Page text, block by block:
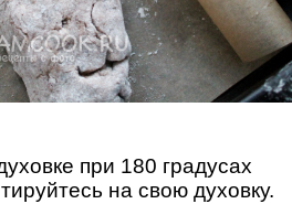
при 180 градусах
на свою духовку.